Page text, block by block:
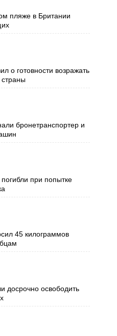
пляже в Британии
о готовности возражать
бронетранспортер и
при попытке
45 килограммов
досрочно освободить